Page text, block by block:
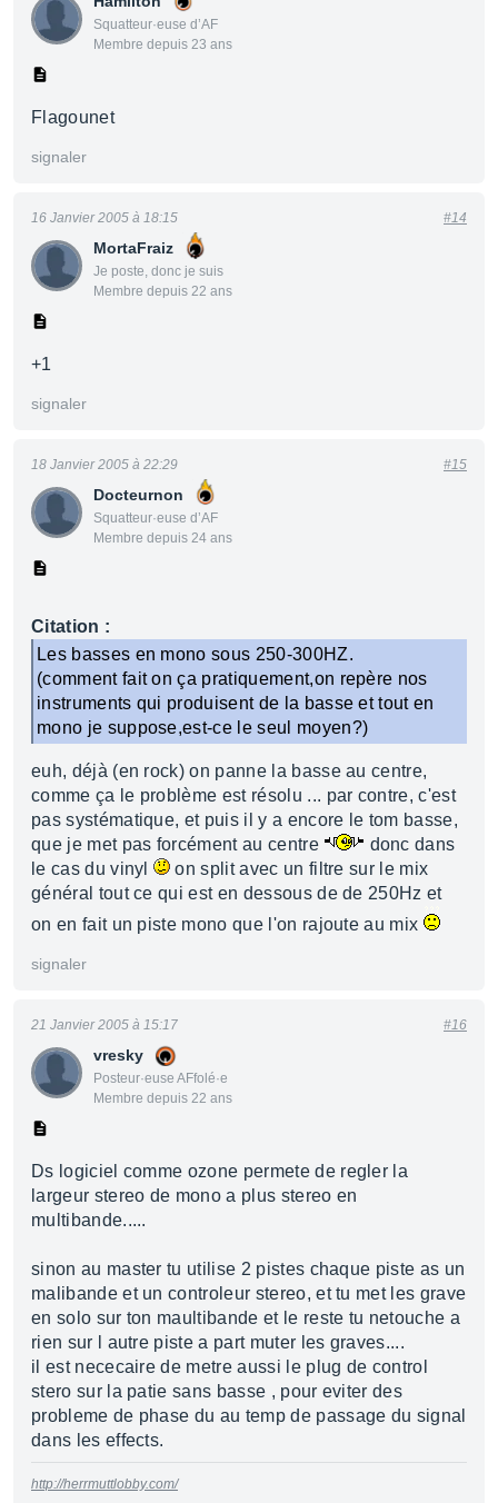
Squatteur·euse d’AF
Membre depuis 23 ans
Flagounet
signaler
MortaFraiz
Je poste, donc je suis
Membre depuis 22 ans
16 Janvier 2005 à 18:15 #14
+1
signaler
Docteurnon
Squatteur·euse d’AF
Membre depuis 24 ans
18 Janvier 2005 à 22:29 #15
Citation :
Les basses en mono sous 250-300HZ.
(comment fait on ça pratiquement,on repère nos
instruments qui produisent de la basse et tout en
mono je suppose,est-ce le seul moyen?)
euh, déjà (en rock) on panne la basse au centre,
comme ça le problème est résolu ... par contre, c'est
pas systématique, et puis il y a encore le tom basse,
que je met pas forcément au centre
donc dans
le cas du vinyl
on split avec un filtre sur le mix
général tout ce qui est en dessous de de 250Hz et
on en fait un piste mono que l'on rajoute au mix
signaler
vresky
Posteur·euse AFfolé·e
Membre depuis 22 ans
21 Janvier 2005 à 15:17 #16
Ds logiciel comme ozone permete de regler la
largeur stereo de mono a plus stereo en
multibande.....
sinon au master tu utilise 2 pistes chaque piste as un
malibande et un controleur stereo, et tu met les grave
en solo sur ton maultibande et le reste tu netouche a
rien sur l autre piste a part muter les graves....
il est nececaire de metre aussi le plug de control
stero sur la patie sans basse , pour eviter des
probleme de phase du au temp de passage du signal
dans les effects.
http://herrmuttlobby.com/